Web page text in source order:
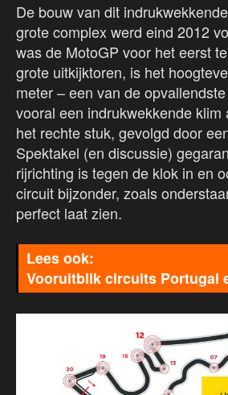
De bouw van dit
grote complex werd eind 2012
was de MotoGP voor het eerst
grote uitkijktoren, is het
meter – een van de
vooral een indrukwekkende klim
het rechte stuk, gevolgd door
Spektakel (en discussie)
rijrichting is tegen de klok in en
circuit bijzonder, zoals
perfect laat zien.
Vooruitblik circuits Portugal